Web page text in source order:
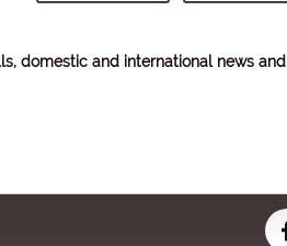
domestic and international news and